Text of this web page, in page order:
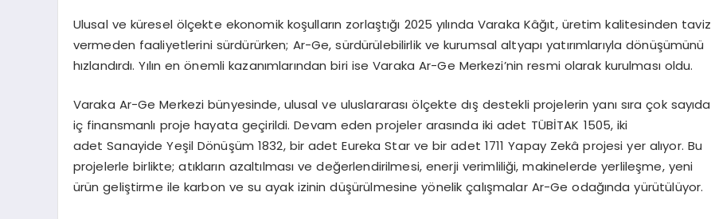
Ulusal ve küresel ölçekte ekonomik koşulların zorlaştığı 2025 yılında Varaka Kâğıt, üretim kalitesinden taviz
vermeden faaliyetlerini sürdürürken; Ar-Ge, sürdürülebilirlik ve kurumsal altyapı yatırımlarıyla dönüşümünü
hızlandırdı. Yılın en önemli kazanımlarından biri ise Varaka Ar-Ge Merkezi’nin resmi olarak kurulması oldu.
Varaka Ar-Ge Merkezi bünyesinde, ulusal ve uluslararası ölçekte dış destekli projelerin yanı sıra çok sayıda
iç finansmanlı proje hayata geçirildi. Devam eden projeler arasında iki adet TÜBİTAK 1505, iki
adet Sanayide Yeşil Dönüşüm 1832, bir adet Eureka Star ve bir adet 1711 Yapay Zekâ projesi yer alıyor. Bu
projelerle birlikte; atıkların azaltılması ve değerlendirilmesi, enerji verimliliği, makinelerde yerlileşme, yeni
ürün geliştirme ile karbon ve su ayak izinin düşürülmesine yönelik çalışmalar Ar-Ge odağında yürütülüyor.